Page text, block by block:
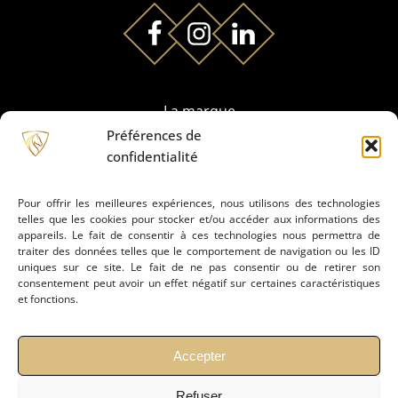
Préférences de
confidentialité
Pour offrir les meilleures expériences, nous utilisons des technologies
telles que les cookies pour stocker et/ou accéder aux informations des
appareils. Le fait de consentir à ces technologies nous permettra de
traiter des données telles que le comportement de navigation ou les ID
uniques sur ce site. Le fait de ne pas consentir ou de retirer son
consentement peut avoir un effet négatif sur certaines caractéristiques
et fonctions.
Accepter
La marque
Prestation de montage
Conseils
Actualités